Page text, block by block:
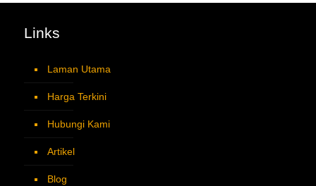
Links
Laman Utama
Harga Terkini
Hubungi Kami
Artikel
Blog